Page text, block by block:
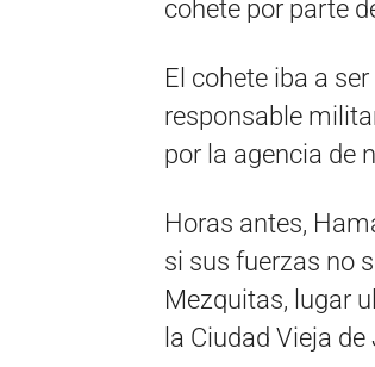
cohete por parte
El cohete iba a
responsable
por la agencia de
Horas antes,
si sus fuerzas no
Mezquitas, lugar
la Ciudad Vieja